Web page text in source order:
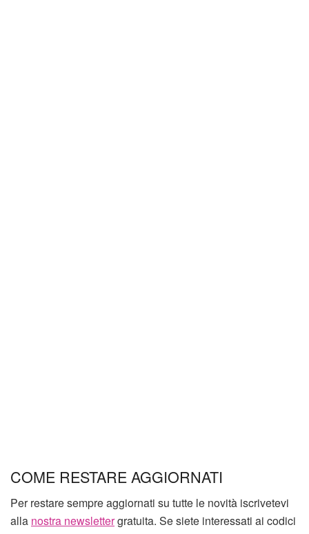
COME RESTARE AGGIORNATI
Per restare sempre aggiornati su tutte le novità iscrivetevi
alla nostra newslettergratuita. Se siete interessati ai codici